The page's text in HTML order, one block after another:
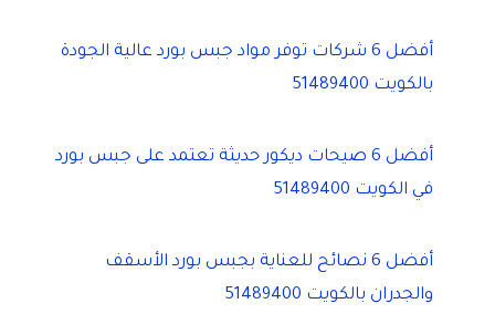
أفضل 6 شركات توفر مواد جبس بورد عالية الجودة
بالكويت 51489400
أفضل 6 صيحات ديكور حديثة تعتمد على جبس بورد
في الكويت 51489400
أفضل 6 نصائح للعناية بجبس بورد الأسقف
والجدران بالكويت 51489400